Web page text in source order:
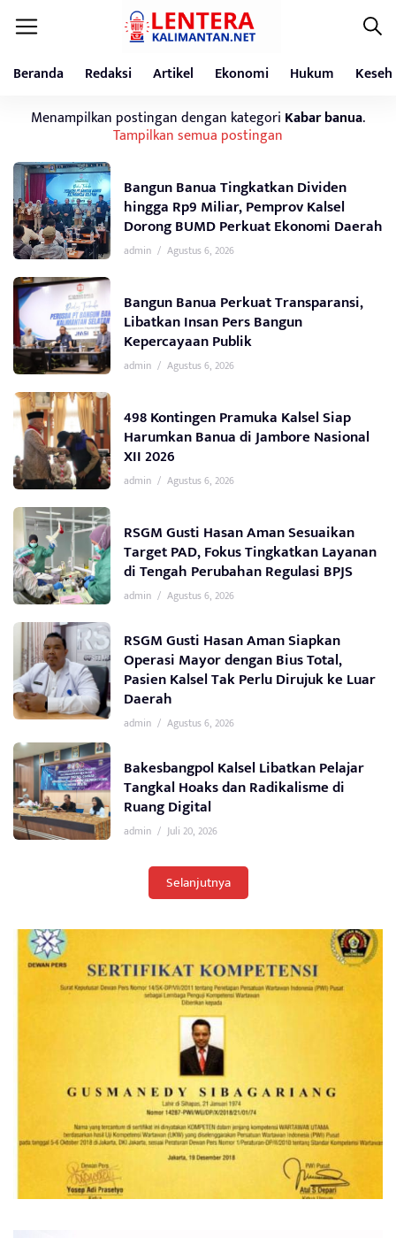
Beranda Redaksi Artikel Ekonomi Hukum
Menampilkan postingan dengan kategori Kabar banua.
Tampilkan semua postingan
Bangun Banua Tingkatkan Dividen
hingga Rp9 Miliar, Pemprov Kalsel
Dorong BUMD Perkuat Ekonomi Daerah
admin / Agustus 6, 2026
Bangun Banua Perkuat Transparansi,
Libatkan Insan Pers Bangun
Kepercayaan Publik
admin / Agustus 6, 2026
498 Kontingen Pramuka Kalsel Siap
Harumkan Banua di Jambore Nasional
XII 2026
admin / Agustus 6, 2026
RSGM Gusti Hasan Aman Sesuaikan
Target PAD, Fokus Tingkatkan Layanan
di Tengah Perubahan Regulasi BPJS
admin / Agustus 6, 2026
RSGM Gusti Hasan Aman Siapkan
Operasi Mayor dengan Bius Total,
Pasien Kalsel Tak Perlu Dirujuk ke Luar
Daerah
admin / Agustus 6, 2026
Bakesbangpol Kalsel Libatkan Pelajar
Tangkal Hoaks dan Radikalisme di
Ruang Digital
admin / Juli 20, 2026
Selanjutnya